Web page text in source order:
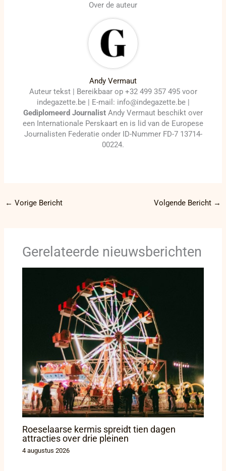
Over de auteur
Andy Vermaut
Auteur tekst | Bereikbaar op +32 499 357 495 voor
indegazette.be | E-mail: info@indegazette.be |
Gediplomeerd Journalist Andy Vermaut beschikt over
een Internationale Perskaart en is lid van de Europese
Journalisten Federatie onder ID-Nummer FD-7 13714-
00224.
← Vorige Bericht Volgende Bericht →
Gerelateerde nieuwsberichten
Roeselaarse kermis spreidt tien dagen
attracties over drie pleinen
4 augustus 2026